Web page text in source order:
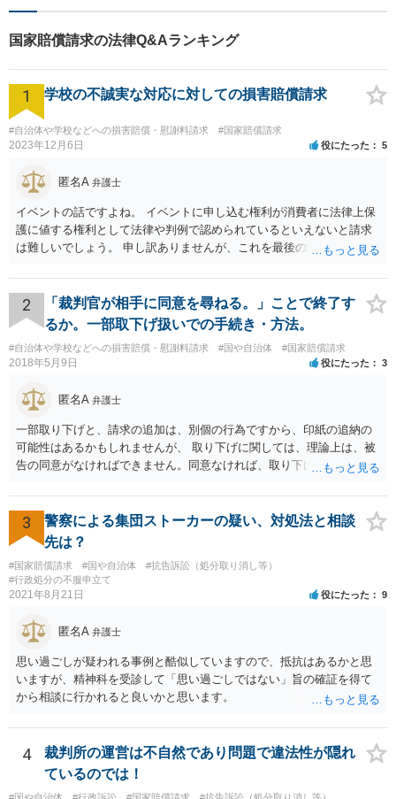
ート！メーカー・建築・教育
など幅広い業種への対応実績
あり！
国家賠償請求の法律Q&Aランキング
1 学校の不誠実な対応に対しての損害賠償請求
#自治体や学校などへの損害賠償・慰謝料請求 #国家賠償請求
2023年12月6日 役にたった 5
匿名A 弁護士
イベントの話ですよね。 イベントに申し込む権利が消費者に法律上保
護に値する権利として法律や判例で認められているといえないと請求
は難しいでしょう。 申し訳ありませんが、これを最後の返信としま
2
「裁判官が相手に同意を尋ねる。」ことで終了す
るか。一部取下げ扱いでの手続き・方法。
#自治体や学校などへの損害賠償・慰謝料請求 #国や自治体 #国家賠償請求
2018年5月9日 役にたった 3
匿名A 弁護士
一部取り下げと、請求の追加は、別個の行為ですから、印紙の追納の
可能性はあるかもしれませんが、 取り下げに関しては、理論上は、被
告の同意がなければできません。同意なければ、取り下げられず従前
ら、よろしいですねなど尋ねられて同意しないケースは、少ないよう
に思えます。
3
警察による集団ストーカーの疑い、対処法と相談
先は？
#国家賠償請求 #国や自治体
#抗告訴訟（処分取り消し等）
#行政処分の不服申立て
2021年8月21日 役にたった 9
匿名A 弁護士
思い過ごしが疑われる事例と酷似していますので、抵抗はあるかと思
いますが、精神科を受診して「思い過ごしではない」旨の確証を得て
から相談に行かれると良いかと思います。
4
裁判所の運営は不自然であり問題で違法性が隠れ
ているのでは！
#国や自治体 #行政訴訟 #国家賠償請求 #抗告訴訟（処分取り消し等）